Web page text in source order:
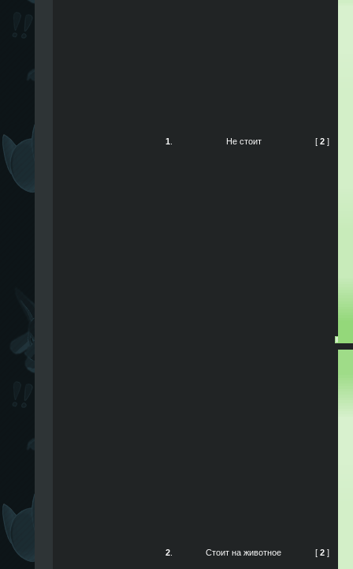
1 Не стоит [ 2 ]
2. Стоит на животное [ 2 ]